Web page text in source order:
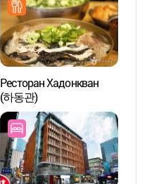
Ресторан Хадонкван
(하동관)